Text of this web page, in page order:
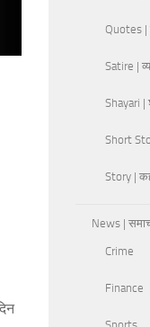
Quotes |
Satire |
Shayari |
Short
Story |
News |
Crime
Finance